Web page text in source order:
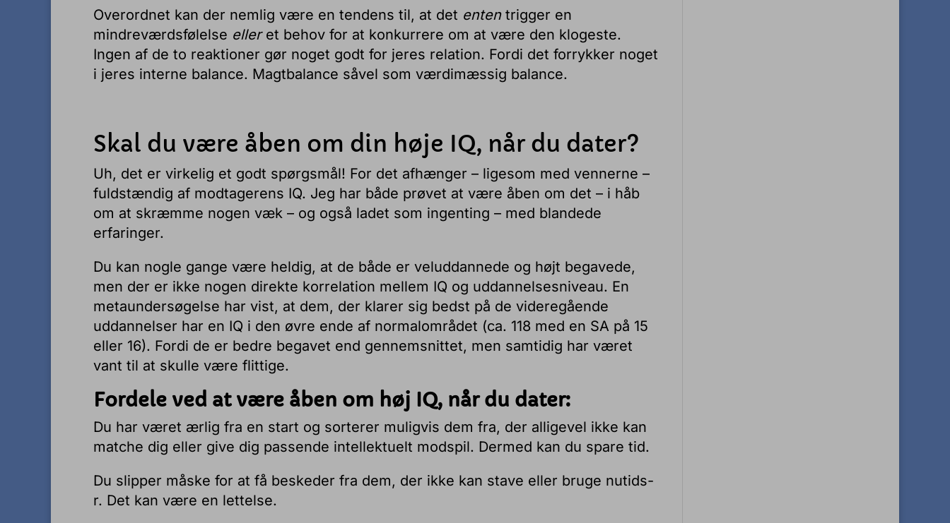
Overordnet kan der nemlig være en tendens til, at det ententrigger en
mindreværdsfølelse elleret behov for at konkurrere om at være den klogeste.
Ingen af de to reaktioner gør noget godt for jeres relation. Fordi det forrykker noget
i jeres interne balance. Magtbalance såvel som værdimæssig balance.
Skal du være åben om din høje IQ, når du dater?
Uh, det er virkelig et godt spørgsmål! For det afhænger – ligesom med vennerne –
fuldstændig af modtagerens IQ. Jeg har både prøvet at være åben om det – i håb
om at skræmme nogen væk – og også ladet som ingenting – med blandede
erfaringer.
Du kan nogle gange være heldig, at de både er veluddannede og højt begavede,
men der er ikke nogen direkte korrelation mellem IQ og uddannelsesniveau. En
metaundersøgelse har vist, at dem, der klarer sig bedst på de videregående
uddannelser har en IQ i den øvre ende af normalområdet (ca. 118 med en SA på 15
eller 16). Fordi de er bedre begavet end gennemsnittet, men samtidig har været
vant til at skulle være flittige.
Fordele ved at være åben om høj IQ, når du dater:
Du har været ærlig fra en start og sorterer muligvis dem fra, der alligevel ikke kan
matche dig eller give dig passende intellektuelt modspil. Dermed kan du spare tid.
Du slipper måske for at få beskeder fra dem, der ikke kan stave eller bruge nutids-
r. Det kan være en lettelse.